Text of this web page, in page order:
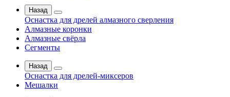
Назад
Оснастка для дрелей алмазного сверления
Алмазные коронки
Алмазные свёрла
Сегменты
Назад
Оснастка для дрелей-миксеров
Мешалки